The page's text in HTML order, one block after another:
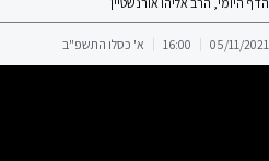
05/11/2021
16:00 א' כסלו התשפ"ב